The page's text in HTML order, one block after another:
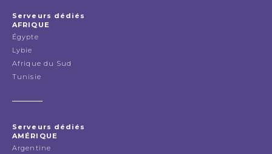
Serveurs dédiés
AFRIQUE
Égypte
Lybie
Afrique du Sud
Tunisie
Serveurs dédiés
AMÉRIQUE
Argentine